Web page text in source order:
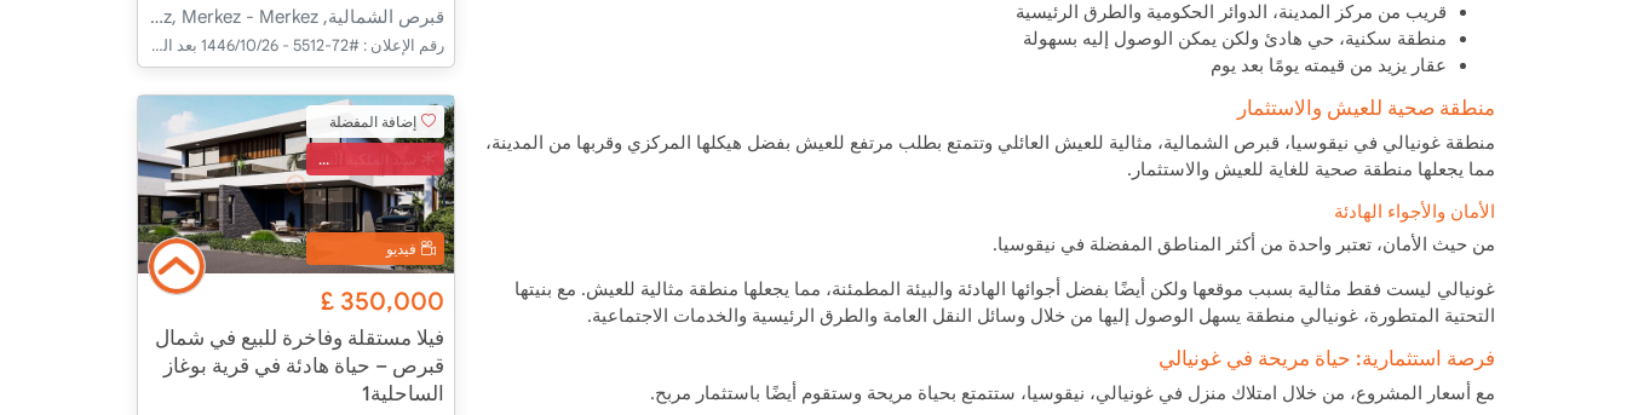
قريب من مركز المدينة، الدوائر الحكومية والطرق الرئيسية
منطقة سكنية، حي هادئ ولكن يمكن الوصول إليه بسهولة
عقار يزيد من قيمته يومًا بعد يوم
منطقة صحية للعيش والاستثمار
منطقة غونيالي في نيقوسيا، قبرص الشمالية، مثالية للعيش العائلي وتتمتع بطلب مرتفع للعيش بفضل هيكلها المركزي وقربها من المدينة،
مما يجعلها منطقة صحية للغاية للعيش والاستثمار.
الأمان والأجواء الهادئة
من حيث الأمان، تعتبر واحدة من أكثر المناطق المفضلة في نيقوسيا.
غونيالي ليست فقط مثالية بسبب موقعها ولكن أيضًا بفضل أجوائها الهادئة والبيئة المطمئنة، مما يجعلها منطقة مثالية للعيش. مع بنيتها
التحتية المتطورة، غونيالي منطقة يسهل الوصول إليها من خلال وسائل النقل العامة والطرق الرئيسية والخدمات الاجتماعية.
فرصة استثمارية: حياة مريحة في غونيالي
مع أسعار المشروع، من خلال امتلاك منزل في غونيالي، نيقوسيا، ستتمتع بحياة مريحة وستقوم أيضًا باستثمار مربح.
قبرص الشمالية, İskele, Boğaz, Merkez - Merkez
رقم الإعلان : #72-5512 - 26‏‏/10‏‏/1446 بعد الهجرة
إضافة المفضلة
سند الملكية التركي
فيديو
350,000
£
فيلا مستقلة وفاخرة للبيع في شمال
قبرص – حياة هادئة في قرية بوغاز
الساحلية1